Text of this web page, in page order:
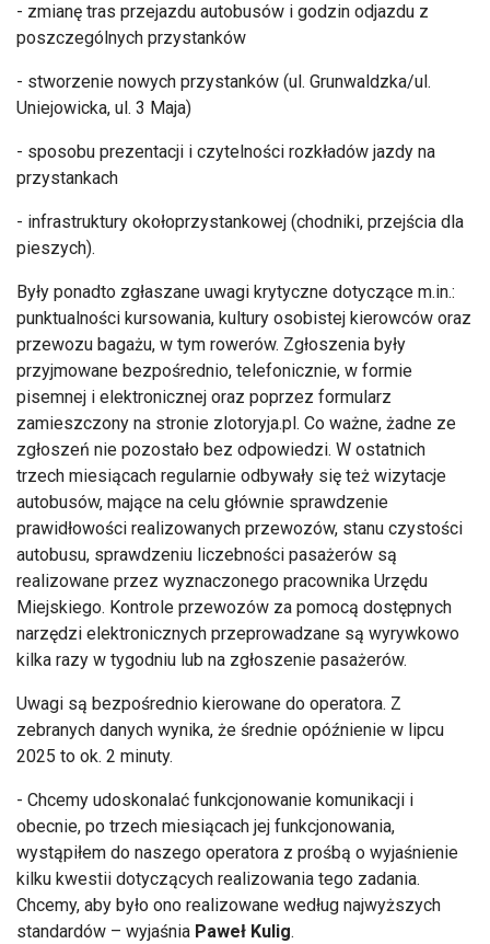
- zmianę tras przejazdu autobusów i godzin odjazdu z
poszczególnych przystanków
- stworzenie nowych przystanków (ul. Grunwaldzka/ul.
Uniejowicka, ul. 3 Maja)
- sposobu prezentacji i czytelności rozkładów jazdy na
przystankach
- infrastruktury okołoprzystankowej (chodniki, przejścia dla
pieszych).
Były ponadto zgłaszane uwagi krytyczne dotyczące m.in.:
punktualności kursowania, kultury osobistej kierowców oraz
przewozu bagażu, w tym rowerów. Zgłoszenia były
przyjmowane bezpośrednio, telefonicznie, w formie
pisemnej i elektronicznej oraz poprzez formularz
zamieszczony na stronie zlotoryja.pl. Co ważne, żadne ze
zgłoszeń nie pozostało bez odpowiedzi. W ostatnich
trzech miesiącach regularnie odbywały się też wizytacje
autobusów, mające na celu głównie sprawdzenie
prawidłowości realizowanych przewozów, stanu czystości
autobusu, sprawdzeniu liczebności pasażerów są
realizowane przez wyznaczonego pracownika Urzędu
Miejskiego. Kontrole przewozów za pomocą dostępnych
narzędzi elektronicznych przeprowadzane są wyrywkowo
kilka razy w tygodniu lub na zgłoszenie pasażerów.
Uwagi są bezpośrednio kierowane do operatora. Z
zebranych danych wynika, że średnie opóźnienie w lipcu
2025 to ok. 2 minuty.
- Chcemy udoskonalać funkcjonowanie komunikacji i
obecnie, po trzech miesiącach jej funkcjonowania,
wystąpiłem do naszego operatora z prośbą o wyjaśnienie
kilku kwestii dotyczących realizowania tego zadania.
Chcemy, aby było ono realizowane według najwyższych
standardów – wyjaśnia Paweł Kulig.